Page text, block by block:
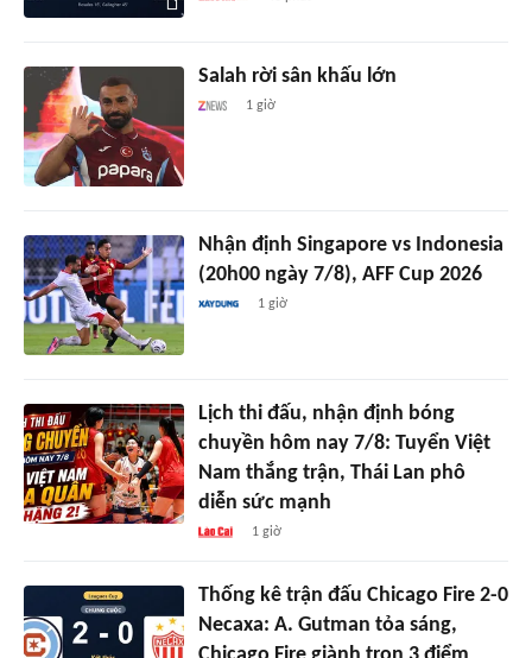
Salah rời sân khấu lớn
1 giờ
Nhận định Singapore vs Indonesia
(20h00 ngày 7/8), AFF Cup 2026
1 giờ
Lịch thi đấu, nhận định bóng
chuyền hôm nay 7/8: Tuyển Việt
Nam thắng trận, Thái Lan phô
diễn sức mạnh
1 giờ
Thống kê trận đấu Chicago Fire 2-0
Necaxa: A. Gutman tỏa sáng,